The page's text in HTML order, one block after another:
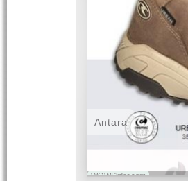
WOWSlider.com
Antara